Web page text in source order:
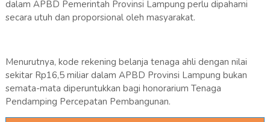
dalam APBD Pemerintah Provinsi Lampung perlu dipahami
secara utuh dan proporsional oleh masyarakat.
Menurutnya, kode rekening belanja tenaga ahli dengan nilai
sekitar Rp16,5 miliar dalam APBD Provinsi Lampung bukan
semata-mata diperuntukkan bagi honorarium Tenaga
Pendamping Percepatan Pembangunan.